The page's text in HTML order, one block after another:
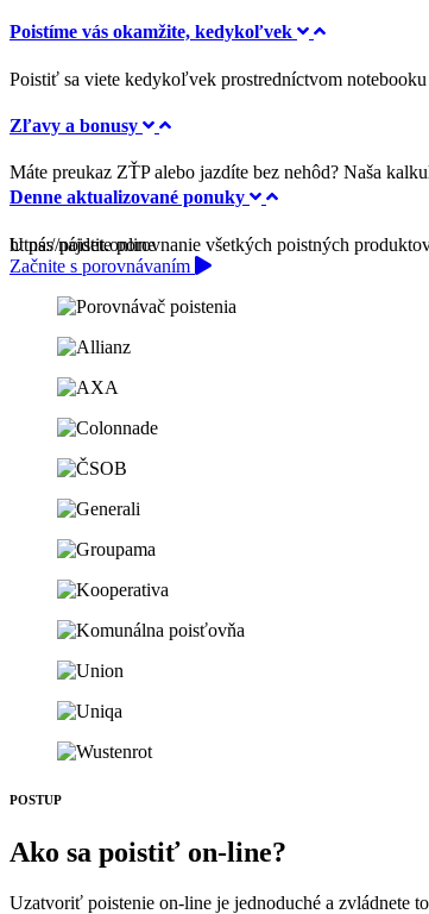
Poistíme vás okamžite, kedykoľvek
Poistiť sa viete kedykoľvek prostredníctvom
Zľavy a bonusy
Máte preukaz ZŤP alebo jazdíte bez nehôd? Naša
Denne aktualizované ponuky
U nás nájdete porovnanie všetkých poistných
https://poistit.online
Začnite s porovnávaním
POSTUP
Ako sa poistiť on-line?
Uzatvoriť poistenie on-line je jednoduché a zvládnete